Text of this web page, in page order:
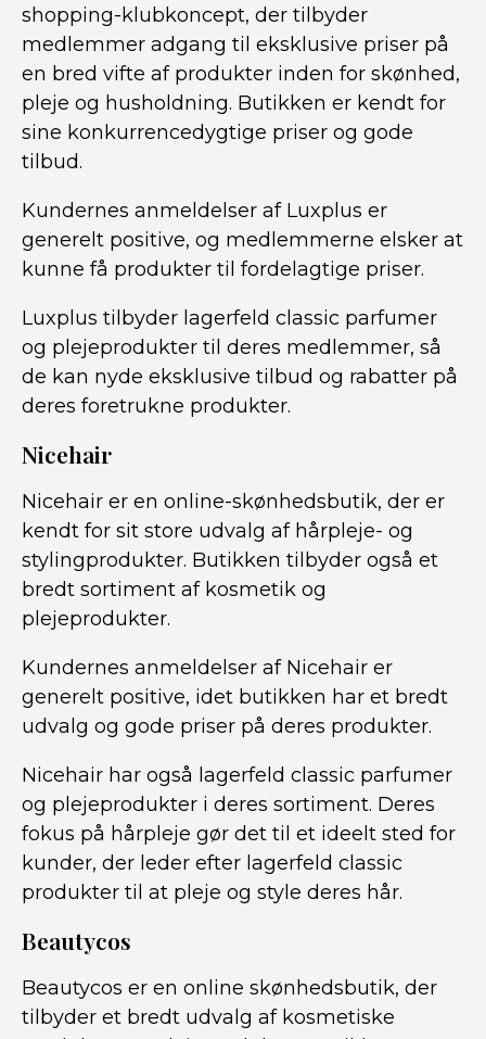
shopping-klubkoncept, der tilbyder
medlemmer adgang til eksklusive priser på
en bred vifte af produkter inden for skønhed,
pleje og husholdning. Butikken er kendt for
sine konkurrencedygtige priser og gode
tilbud.
Kundernes anmeldelser af Luxplus er
generelt positive, og medlemmerne elsker at
kunne få produkter til fordelagtige priser.
Luxplus tilbyder lagerfeld classic parfumer
og plejeprodukter til deres medlemmer, så
de kan nyde eksklusive tilbud og rabatter på
deres foretrukne produkter.
Nicehair
Nicehair er en online-skønhedsbutik, der er
kendt for sit store udvalg af hårpleje- og
stylingprodukter. Butikken tilbyder også et
bredt sortiment af kosmetik og
plejeprodukter.
Kundernes anmeldelser af Nicehair er
generelt positive, idet butikken har et bredt
udvalg og gode priser på deres produkter.
Nicehair har også lagerfeld classic parfumer
og plejeprodukter i deres sortiment. Deres
fokus på hårpleje gør det til et ideelt sted for
kunder, der leder efter lagerfeld classic
produkter til at pleje og style deres hår.
Beautycos
Beautycos er en online skønhedsbutik, der
tilbyder et bredt udvalg af kosmetiske